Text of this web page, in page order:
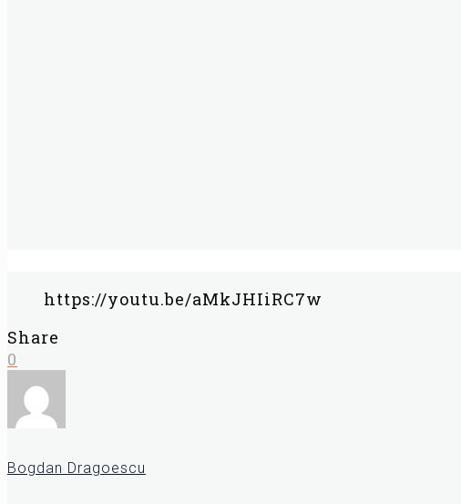
https://youtu.be/aMkJHIiRC7w
Share
0
Bogdan Dragoescu